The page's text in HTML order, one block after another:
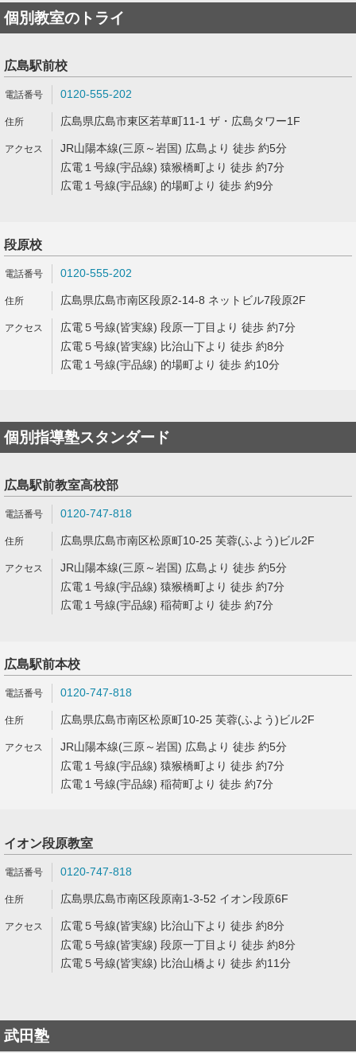
個別教室のトライ
広島駅前校
0120-555-202
広島県広島市東区若草町11-1 ザ・広島タワー1F
JR山陽本線(三原～岩国) 広島より 徒歩 約5分
広電１号線(宇品線) 猿猴橋町より 徒歩 約7分
広電１号線(宇品線) 的場町より 徒歩 約9分
段原校
0120-555-202
広島県広島市南区段原2-14-8 ネットビル7段原2F
広電５号線(皆実線) 段原一丁目より 徒歩 約7分
広電５号線(皆実線) 比治山下より 徒歩 約8分
広電１号線(宇品線) 的場町より 徒歩 約10分
個別指導塾スタンダード
広島駅前教室高校部
0120-747-818
広島県広島市南区松原町10-25 芙蓉(ふよう)ビル2F
JR山陽本線(三原～岩国) 広島より 徒歩 約5分
広電１号線(宇品線) 猿猴橋町より 徒歩 約7分
広電１号線(宇品線) 稲荷町より 徒歩 約7分
広島駅前本校
0120-747-818
広島県広島市南区松原町10-25 芙蓉(ふよう)ビル2F
JR山陽本線(三原～岩国) 広島より 徒歩 約5分
広電１号線(宇品線) 猿猴橋町より 徒歩 約7分
広電１号線(宇品線) 稲荷町より 徒歩 約7分
イオン段原教室
0120-747-818
広島県広島市南区段原南1-3-52 イオン段原6F
広電５号線(皆実線) 比治山下より 徒歩 約8分
広電５号線(皆実線) 段原一丁目より 徒歩 約8分
広電５号線(皆実線) 比治山橋より 徒歩 約11分
武田塾